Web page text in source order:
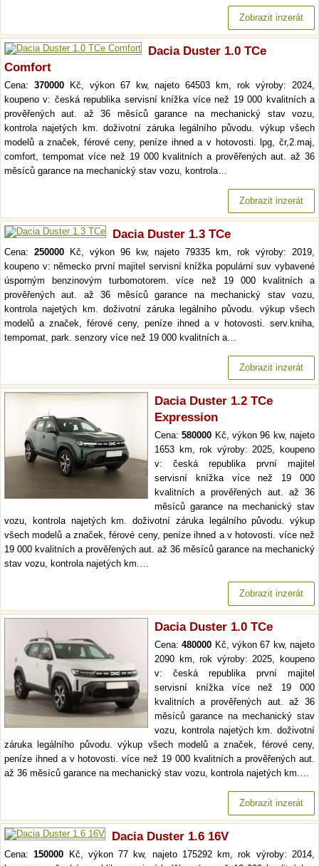
Zobrazit inzerát
Dacia Duster 1.0 TCe
Comfort
Cena: 370000Kč, výkon 67 kw, najeto 64503 km, rok výroby: 2024,
koupeno v: česká republika servisní knížka více než 19 000 kvalitních a
prověřených aut. až 36 měsíců garance na mechanický stav vozu,
kontrola najetých km. doživotní záruka legálního původu. výkup všech
modelů a značek, férové ceny, peníze ihned a v hotovosti. lpg, čr,2.maj,
comfort, tempomat více než 19 000 kvalitních a prověřených aut. až 36
měsíců garance na mechanický stav vozu, kontrola…
Zobrazit inzerát
Dacia Duster 1.3 TCe
Cena: 250000Kč, výkon 96 kw, najeto 79335 km, rok výroby: 2019,
koupeno v: německo první majitel servisní knížka populární suv vybavené
úsporným benzinovým turbomotorem. více než 19 000 kvalitních a
prověřených aut. až 36 měsíců garance na mechanický stav vozu,
kontrola najetých km. doživotní záruka legálního původu. výkup všech
modelů a značek, férové ceny, peníze ihned a v hotovosti. serv.kniha,
tempomat, park. senzory více než 19 000 kvalitních a…
Zobrazit inzerát
Dacia Duster 1.2 TCe
Expression
Cena:580000 Kč, výkon 96 kw, najeto
1653 km, rok výroby: 2025, koupeno
v: česká republika první majitel
servisní knížka více než 19 000
kvalitních a prověřených aut. až 36
měsíců garance na mechanický stav
vozu, kontrola najetých km. doživotní záruka legálního původu. výkup
všech modelů a značek, férové ceny, peníze ihned a v hotovosti. více než
19 000 kvalitních a prověřených aut. až 36 měsíců garance na mechanický
stav vozu, kontrola najetých km.…
Zobrazit inzerát
Dacia Duster 1.0 TCe
Cena:480000 Kč, výkon 67 kw, najeto
2090 km, rok výroby: 2025, koupeno
v: česká republika první majitel
servisní knížka více než 19 000
kvalitních a prověřených aut. až 36
měsíců garance na mechanický stav
vozu, kontrola najetých km. doživotní
záruka legálního původu. výkup všech modelů a značek, férové ceny,
peníze ihned a v hotovosti. více než 19 000 kvalitních a prověřených aut.
až 36 měsíců garance na mechanický stav vozu, kontrola najetých km.…
Zobrazit inzerát
Dacia Duster 1.6 16V
Cena:150000 Kč, výkon 77 kw, najeto 175292 km, rok výroby: 2014,